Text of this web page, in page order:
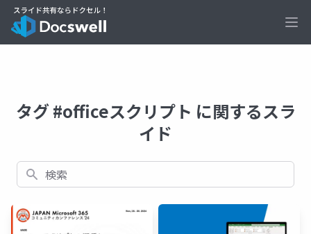
タグ #officeスクリプト に関するスラ
イド
検索